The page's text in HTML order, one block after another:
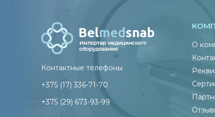
Контактные телефоны
+375 (17) 336-71-70
+375 (29) 673-93-99
О